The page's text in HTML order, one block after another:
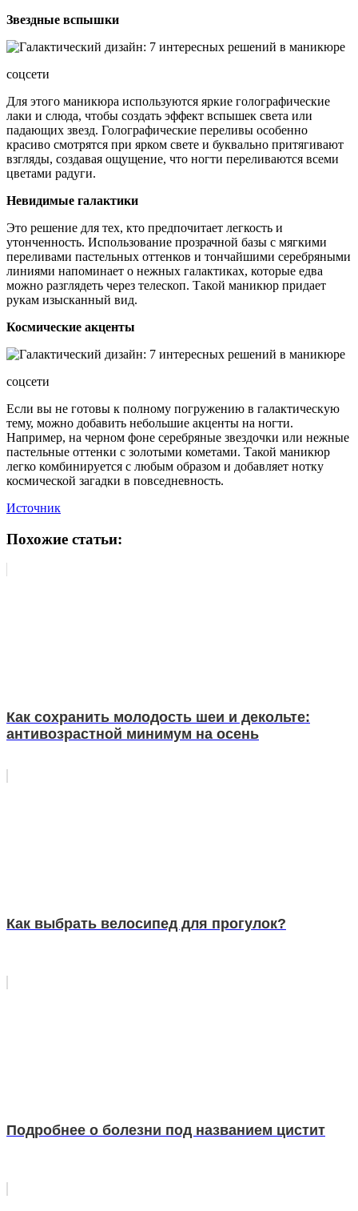
Звездные вспышки
соцсети
Для этого маникюра используются яркие голографические
лаки и слюда, чтобы создать эффект вспышек света или
падающих звезд. Голографические переливы особенно
красиво смотрятся при ярком свете и буквально притягивают
взгляды, создавая ощущение, что ногти переливаются всеми
цветами радуги.
Невидимые галактики
Это решение для тех, кто предпочитает легкость и
утонченность. Использование прозрачной базы с мягкими
переливами пастельных оттенков и тончайшими серебряными
линиями напоминает о нежных галактиках, которые едва
можно разглядеть через телескоп. Такой маникюр придает
рукам изысканный вид.
Космические акценты
соцсети
Если вы не готовы к полному погружению в галактическую
тему, можно добавить небольшие акценты на ногти.
Например, на черном фоне серебряные звездочки или нежные
пастельные оттенки с золотыми кометами. Такой маникюр
легко комбинируется с любым образом и добавляет нотку
космической загадки в повседневность.
Источник
Похожие статьи:
Как сохранить молодость шеи и декольте:
антивозрастной минимум на осень
Как выбрать велосипед для прогулок?
Подробнее о болезни под названием цистит